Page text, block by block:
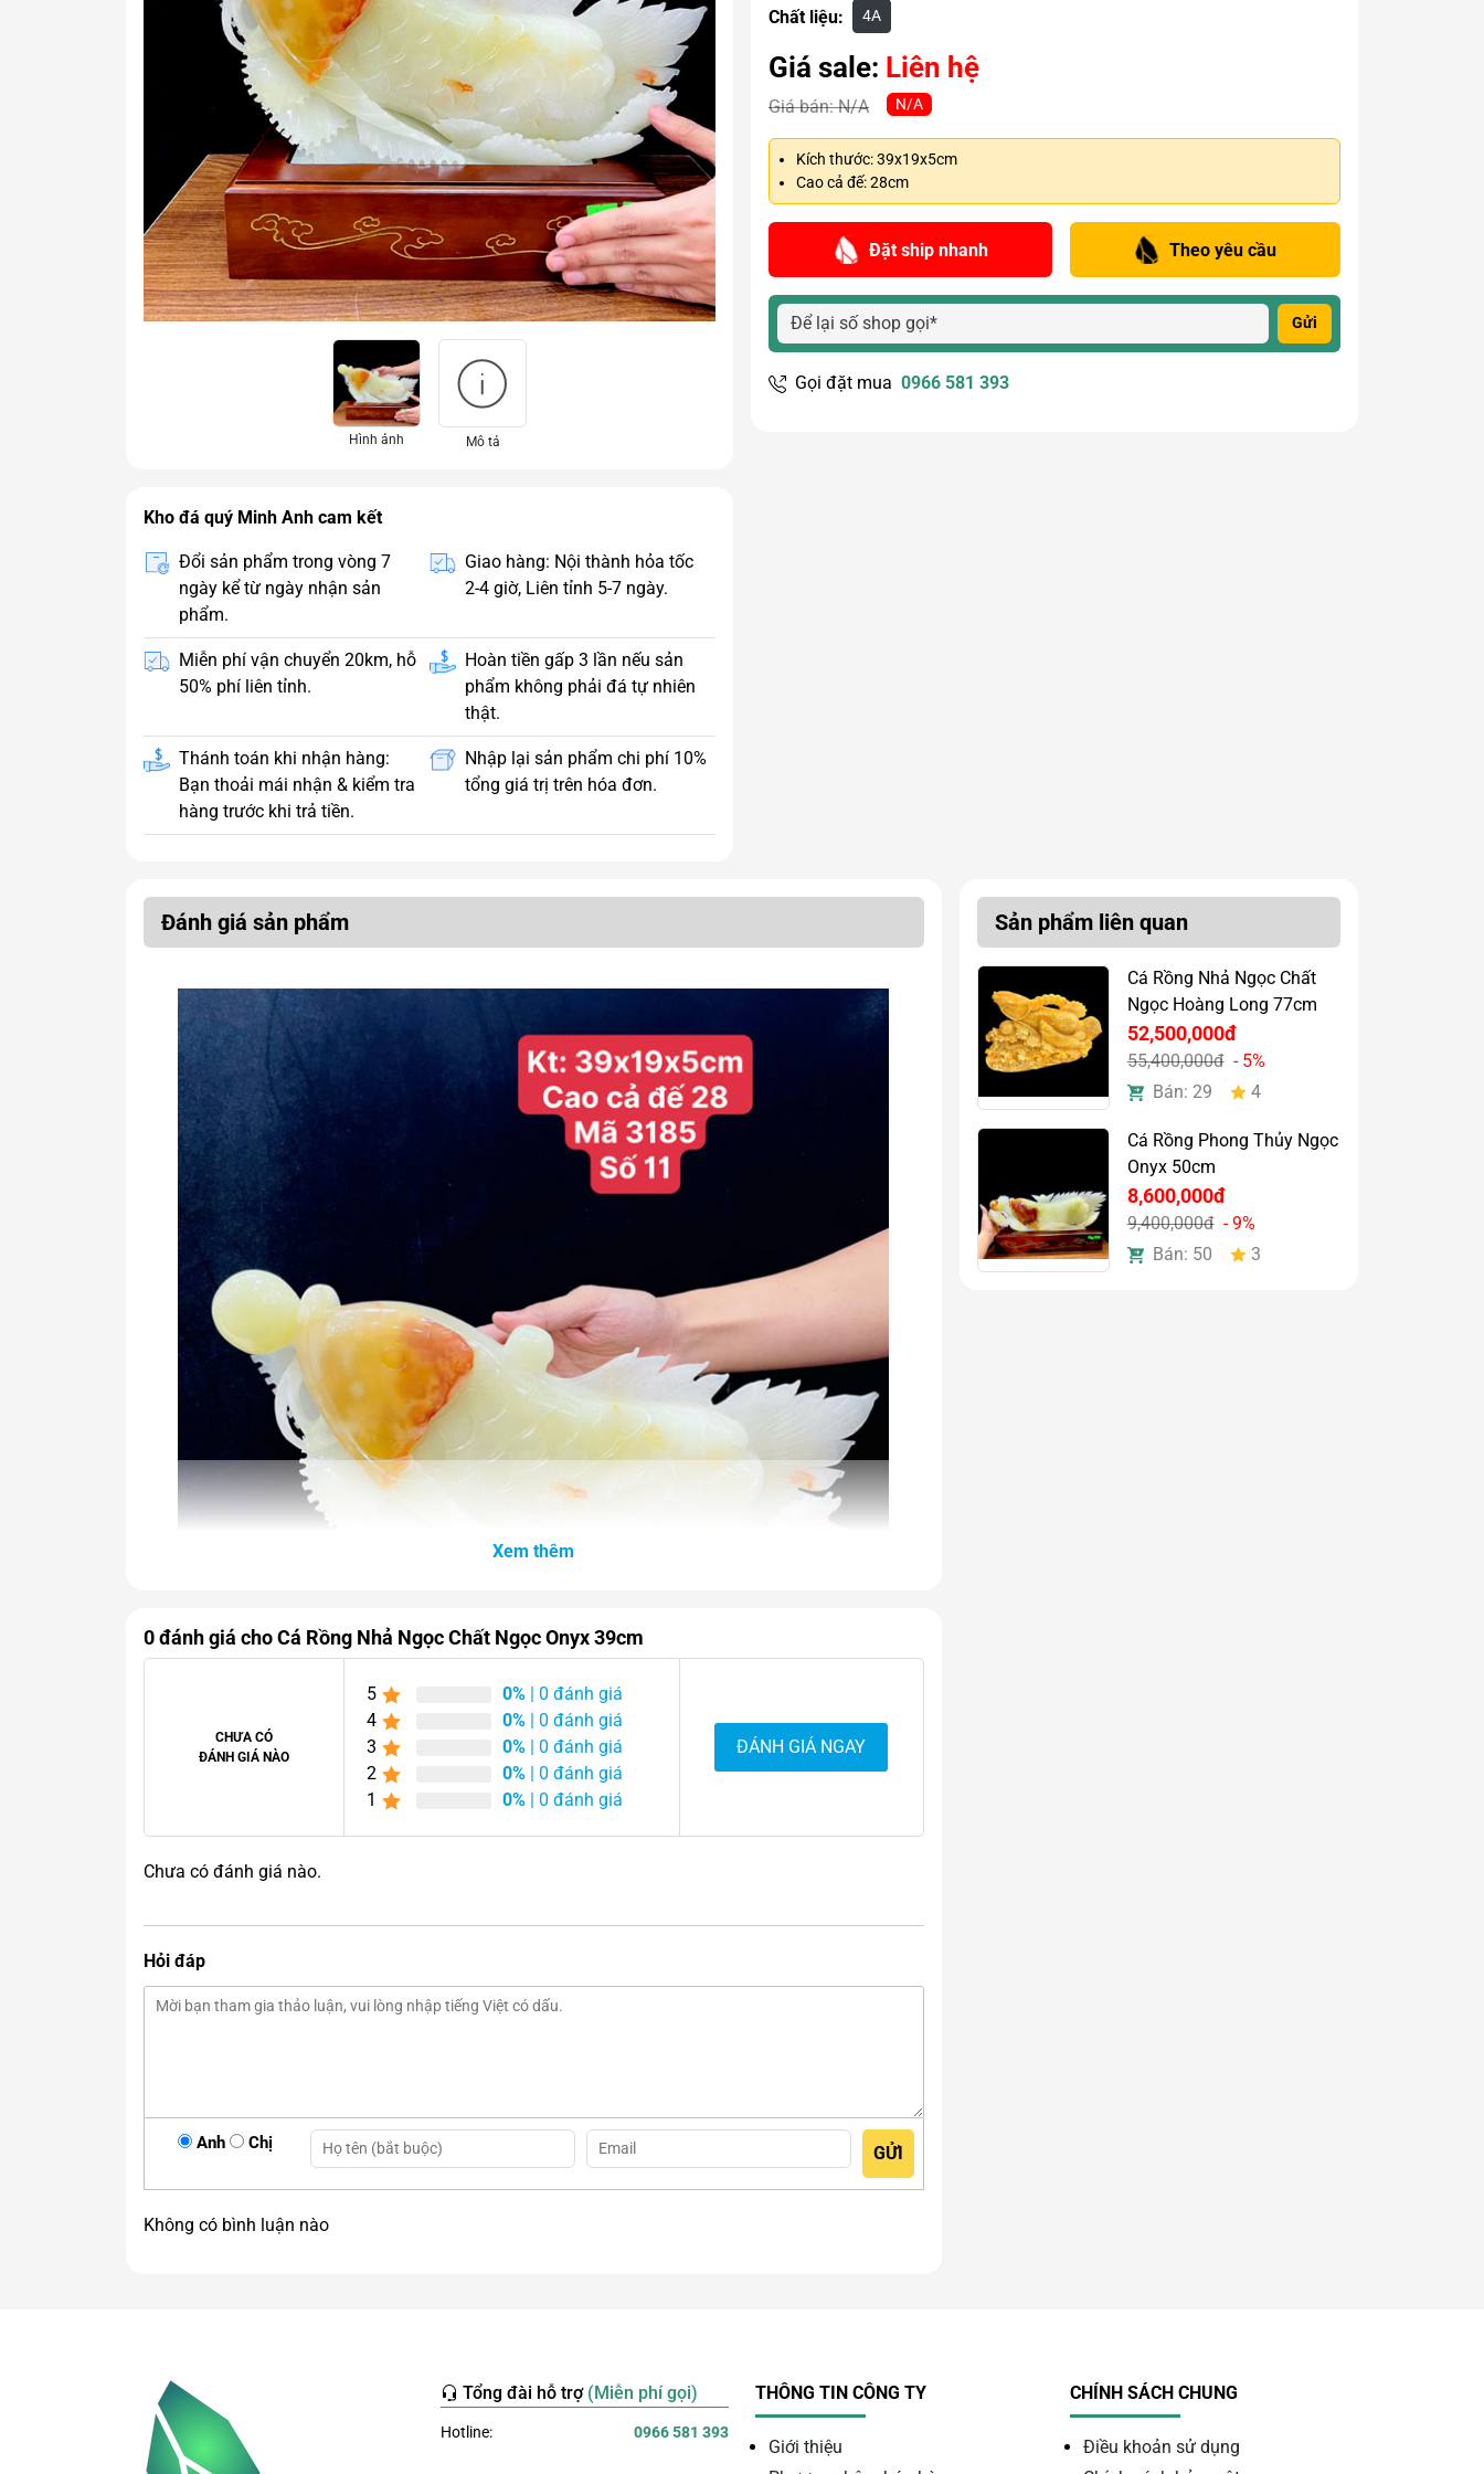
Hình ảnh Mô tả
Kho đá quý Minh Anh cam kết
Đổi sản phẩm trong vòng 7
ngày kể từ ngày nhận sản
phẩm.
Giao hàng: Nội thành hỏa tốc
2-4 giờ, Liên tỉnh 5-7 ngày.
Miễn phí vận chuyển 20km, hỗ
50% phí liên tỉnh.
Hoàn tiền gấp 3 lần nếu sản
phẩm không phải đá tự nhiên
thật.
Thánh toán khi nhận hàng:
Bạn thoải mái nhận & kiểm tra
hàng trước khi trả tiền.
Nhập lại sản phẩm chi phí 10%
tổng giá trị trên hóa đơn.
Chất liệu: 4A
Giá sale: Liên hệ
Giá bán:N/A N/A
Kích thước: 39x19x5cm
Cao cả đế: 28cm
Đặt ship nhanh Theo yêu cầu
Gửi
Gọi đặt mua 0966 581 393
Đánh giá sản phẩm
Cá Rồng Nhả Ngọc Chất Ngọc Onyx 39cm
Xem thêm
0 đánh giá cho Cá Rồng Nhả Ngọc Chất Ngọc Onyx 39cm
CHƯA CÓ
ĐÁNH GIÁ NÀO
5 0%| 0 đánh giá
4
0%| 0 đánh giá
3
0%| 0 đánh giá
2
0%| 0 đánh giá
1
0%| 0 đánh giá
ĐÁNH GIÁ NGAY
Chưa có đánh giá nào.
Hỏi đáp
Anh Chị
Không có bình luận nào
Sản phẩm liên quan
Cá Rồng Nhả Ngọc Chất
Ngọc Hoàng Long 77cm
52,500,000đ
55,400,000đ - 5%
Bán: 29
4
Cá Rồng Phong Thủy Ngọc
Onyx 50cm
8,600,000đ
9,400,000đ - 9%
Bán: 50
3
THÔNG TIN CÔNG TY
Giới thiệu
CHÍNH SÁCH CHUNG
Điều khoản sử dụng
Tổng đài hỗ trợ (Miễn phí gọi)
Hotline: 0966 581 393